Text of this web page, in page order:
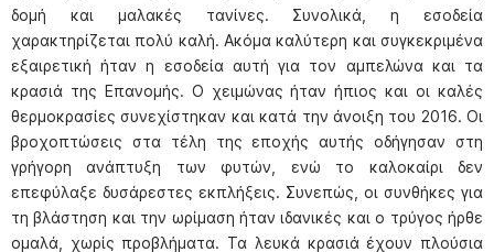
δομή και μαλακές τανίνες. Συνολικά, η εσοδεία
χαρακτηρίζεται πολύ καλή. Ακόμα καλύτερη και συγκεκριμένα
εξαιρετική ήταν η εσοδεία αυτή για τον αμπελώνα και τα
κρασιά της Επανομής. Ο χειμώνας ήταν ήπιος και οι καλές
θερμοκρασίες συνεχίστηκαν και κατά την άνοιξη του 2016. Οι
βροχοπτώσεις στα τέλη της εποχής αυτής οδήγησαν στη
γρήγορη ανάπτυξη των φυτών, ενώ το καλοκαίρι δεν
επεφύλαξε δυσάρεστες εκπλήξεις. Συνεπώς, οι συνθήκες για
τη βλάστηση και την ωρίμαση ήταν ιδανικές και ο τρύγος ήρθε
ομαλά, χωρίς προβλήματα. Τα λευκά κρασιά έχουν πλούσια